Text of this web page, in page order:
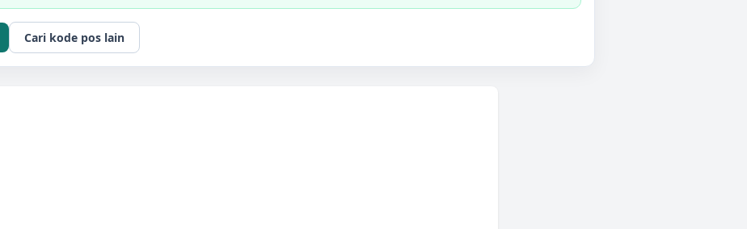
Cari kode pos lain